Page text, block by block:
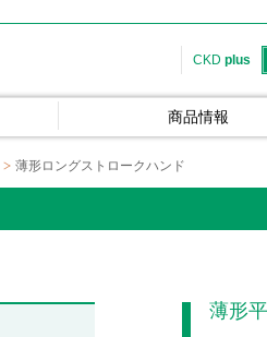
CKD plus
商品情報
薄形ロングストロークハンド
薄形